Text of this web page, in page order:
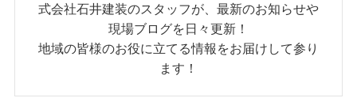
式会社石井建装のスタッフが、最新のお知らせや
現場ブログを日々更新！
地域の皆様のお役に立てる情報をお届けして参り
ます！